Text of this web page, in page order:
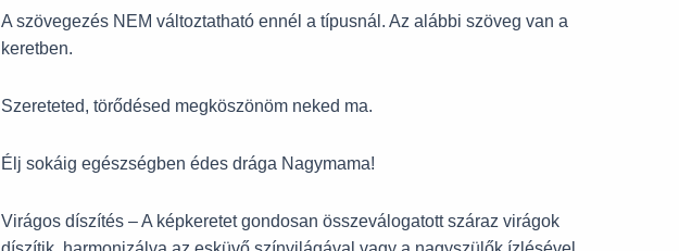
A szövegezés NEM változtatható ennél a típusnál. Az alábbi szöveg van a
keretben.
Szereteted, törődésed megköszönöm neked ma.
Élj sokáig egészségben édes drága Nagymama!
Virágos díszítés – A képkeretet gondosan összeválogatott száraz virágok